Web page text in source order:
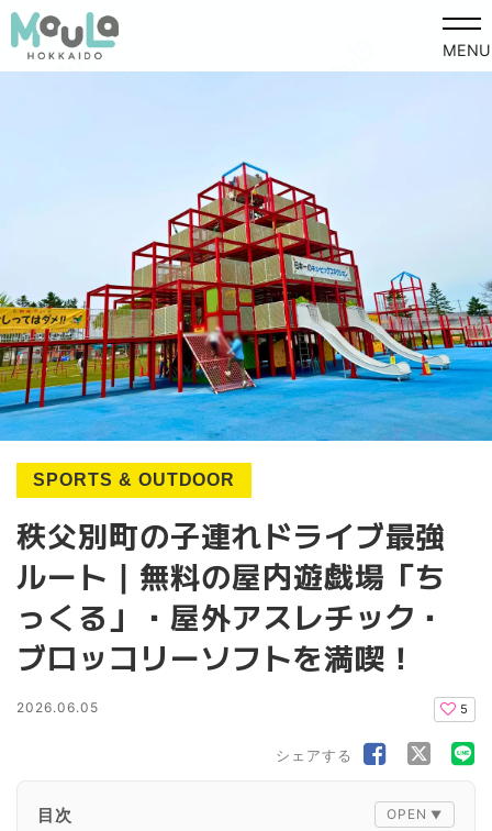
MENU
SPORTS & OUTDOOR
秩父別町の子連れドライブ最強
ルート｜無料の屋内遊戯場「ち
っくる」・屋外アスレチック・
ブロッコリーソフトを満喫！
2026.06.05 5
シェアする
目次